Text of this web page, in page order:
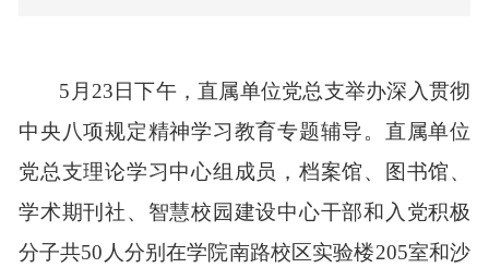
5月 23 日下午， 直属单位党总支举办深入贯彻
中央八项规定精神学习教育专题辅导。 直属单位
党总支理论学习中心组 成员 ， 档案馆、图书馆、
学术期刊社、智慧校园建设中心干部和 入党积极
分子共50人分别在学院南路校区实验楼205室和沙